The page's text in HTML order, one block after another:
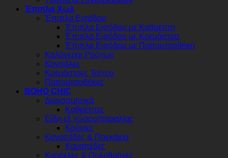
Έπιπλα Χωλ
Έπιπλα Εισόδου
Έπιπλα Εισόδου με Καθρέπτη
Έπιπλα Εισόδου με Κρεμάστρα
Έπιπλα Εισόδου με Παπουτσοθήκη
Καλόγεροι Ρούχων
Κονσόλες
Κρεμάστρες Τοίχου
Παπουτσοθήκες
BOHO CHIC
Διακοσμητικά
Καθρέπτες
Είδη εξ.χώρου/παραλίας
Κούνιες
Καναπέδες & Παγκάκια
Καναπέδες
Καρέκλες & Πολυθρόνες